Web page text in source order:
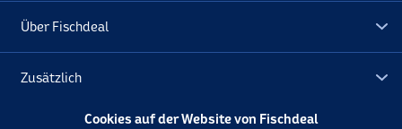
Über Fischdeal
Zusätzlich
Cookies auf der Website von Fischdeal